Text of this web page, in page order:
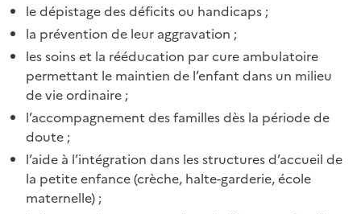
le dépistage des déficits ou handicaps ;
la prévention de leur aggravation ;
les soins et la rééducation par cure ambulatoire
permettant le maintien de l’enfant dans un milieu
de vie ordinaire ;
l’accompagnement des familles dès la période de
doute ;
l’aide à l’intégration dans les structures d’accueil de
la petite enfance (crèche, halte-garderie, école
maternelle) ;